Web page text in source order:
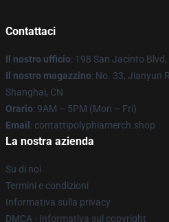
Contattaci
Il nostro ufficio: 198 San Jacinto
Il nostro magazzino: No. 33, Jianyun
Shanghai, CN
Orario: 9AM – 5PM (Mon – Fri)
Email : contattipolyphiamerch.shop
La nostra azienda
Su di noi
Termini e condizioni
Informativa sulla privacy
DMCA - Informativa sul copyright